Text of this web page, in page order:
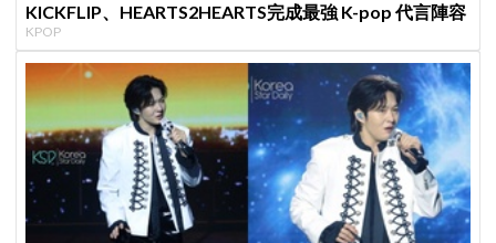
KICKFLIP、HEARTS2HEARTS完成最強 K-pop 代言陣容
KPOP